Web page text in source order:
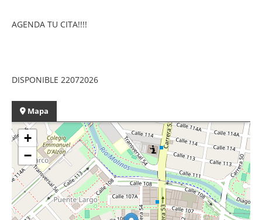
AGENDA TU CITA!!!!
DISPONIBLE 22072026
Mapa
+
−